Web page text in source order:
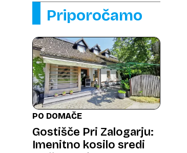
Priporočamo
PO DOMAČE
Gostišče Pri Zalogarju:
Imenitno kosilo sredi